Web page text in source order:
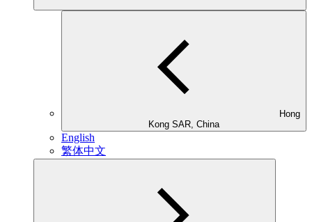
Kong SAR, China
English
繁体中文